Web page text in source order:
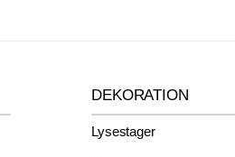
DEKORATION
Lysestager